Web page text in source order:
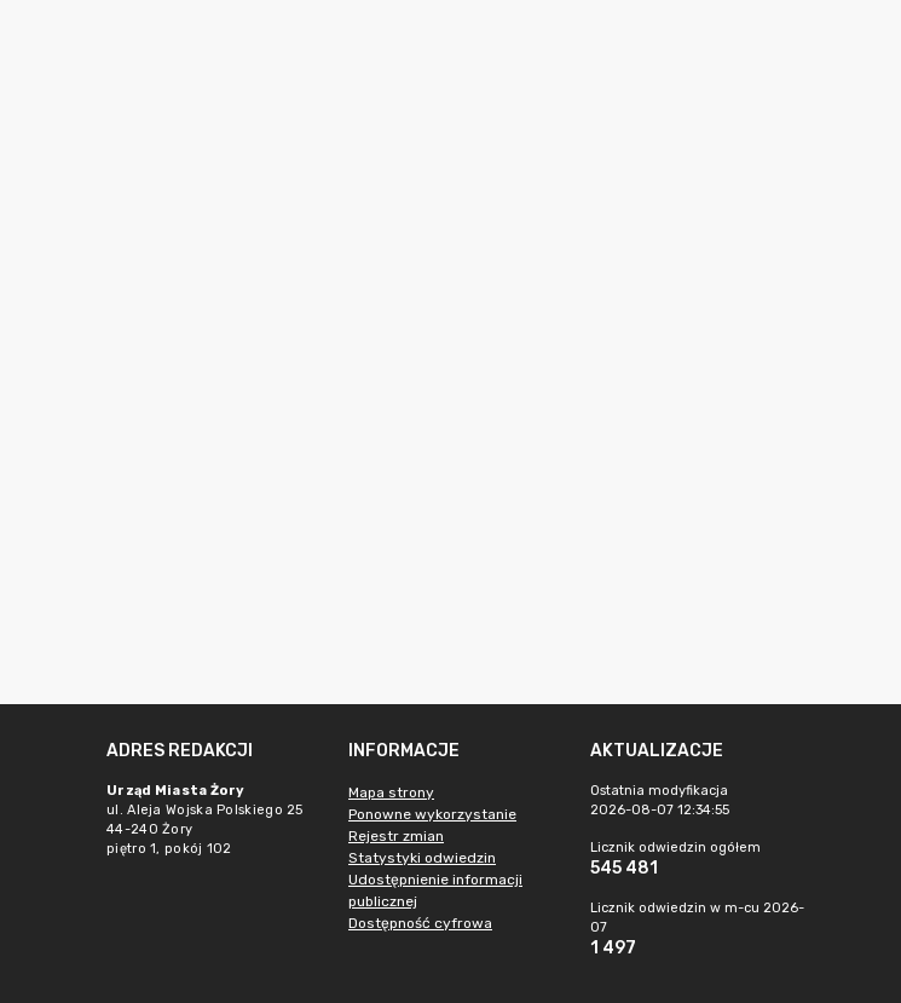
ADRES REDAKCJI
Urząd Miasta Żory
ul. Aleja Wojska Polskiego 25
44-240 Żory
piętro 1, pokój 102
INFORMACJE
Mapa strony
Ponowne wykorzystanie
Rejestr zmian
Statystyki odwiedzin
Udostępnienie informacji
publicznej
Dostępność cyfrowa
AKTUALIZACJE
Ostatnia modyfikacja
2026-08-07 12:34:55
Licznik odwiedzin ogółem
545 481
Licznik odwiedzin w m-cu 2026-
07
1 497